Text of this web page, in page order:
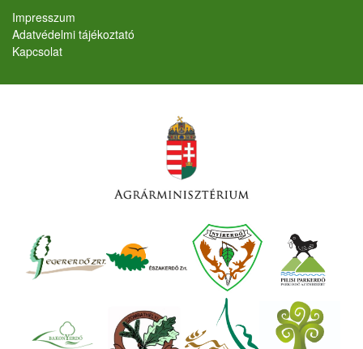
Lábléc
Impresszum
Adatvédelmi tájékoztató
Kapcsolat